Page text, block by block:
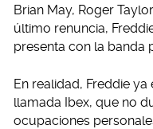
Brian May, Roger
último renuncia,
presenta con la banda
En realidad, Freddie
llamada Ibex, que no
ocupaciones